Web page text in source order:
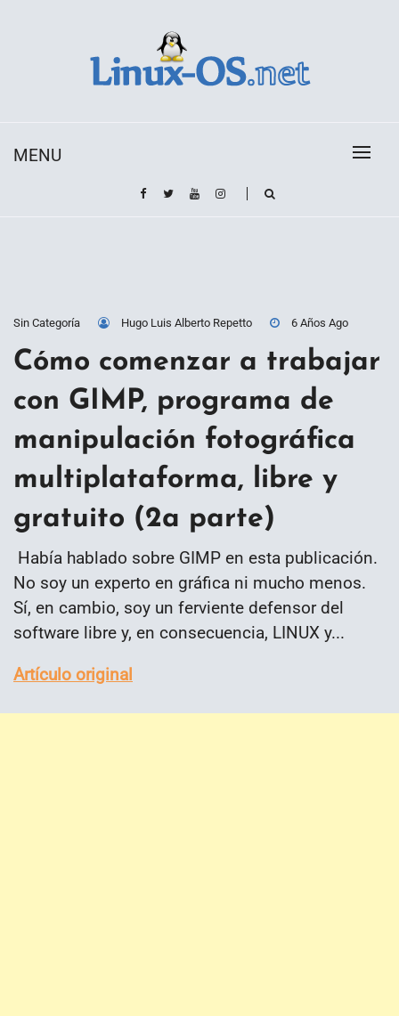
MENU
Sin Categoría Hugo Luis Alberto Repetto 6 Años Ago
Cómo comenzar a trabajar
con GIMP, programa de
manipulación fotográfica
multiplataforma, libre y
gratuito (2a parte)
Había hablado sobre GIMP en esta publicación.
No soy un experto en gráfica ni mucho menos.
Sí, en cambio, soy un ferviente defensor del
software libre y, en consecuencia, LINUX y...
Artículo original